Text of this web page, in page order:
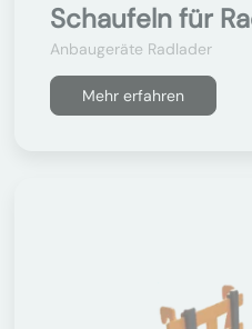
Schaufeln für
Anbaugeräte Radlader
Mehr erfahren